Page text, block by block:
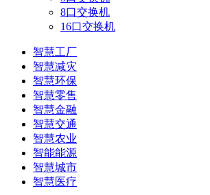
8口交换机
16口交换机
智慧工厂
智慧减灾
智慧环保
智慧零售
智慧金融
智慧交通
智慧农业
智能能源
智慧城市
智慧医疗